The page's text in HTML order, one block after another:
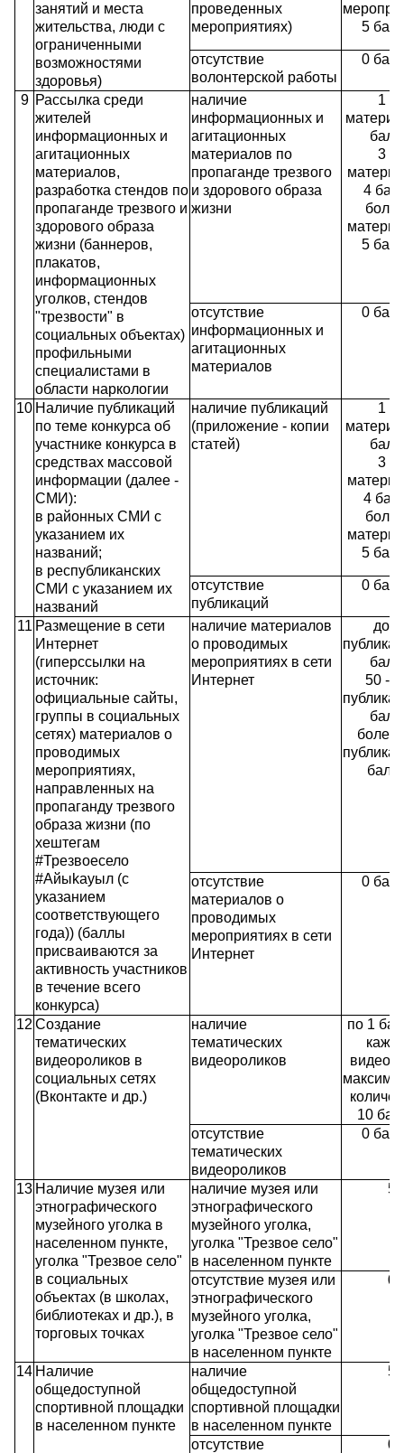
занятий и места
жительства, люди с
ограниченными
возможностями
здоровья)
проведенных
мероприятиях)
5
отсутствие
волонтерской работы
0
9 Рассылка среди
жителей
информационных и
агитационных
материалов,
разработка стендов по
пропаганде трезвого и
здорового образа
жизни (баннеров,
плакатов,
информационных
уголков, стендов
"трезвости" в
социальных объектах)
профильными
специалистами в
области наркологии
наличие
информационных и
агитационных
материалов по
пропаганде трезвого
и здорового образа
жизни
1 -
3 -
4
5
отсутствие
информационных и
агитационных
материалов
0
10 Наличие публикаций
по теме конкурса об
участнике конкурса в
средствах массовой
информации (далее -
СМИ):
в районных СМИ с
указанием их
названий;
в республиканских
СМИ с указанием их
названий
наличие публикаций
(приложение - копии
статей)
1 -
3 -
4
5
отсутствие
публикаций
0
11 Размещение в сети
Интернет
(гиперссылки на
источник:
официальные сайты,
группы в социальных
сетях) материалов о
проводимых
мероприятиях,
направленных на
пропаганду трезвого
образа жизни (по
хештегам
#Трезвоесело
#Айыkауыл (с
указанием
соответствующего
года)) (баллы
присваиваются за
активность участников
в течение всего
конкурса)
наличие материалов
о проводимых
мероприятиях в сети
Интернет
до
50 -
более
отсутствие
материалов о
проводимых
мероприятиях в сети
Интернет
0
12 Создание
тематических
видеороликов в
социальных сетях
(Вконтакте и др.)
наличие
тематических
видеороликов
по 1
10
отсутствие
тематических
видеороликов
0
13 Наличие музея или
этнографического
музейного уголка в
населенном пункте,
уголка "Трезвое село"
в социальных
объектах (в школах,
библиотеках и др.), в
торговых точках
наличие музея или
этнографического
музейного уголка,
уголка "Трезвое село"
в населенном пункте
5
отсутствие музея или
этнографического
музейного уголка,
уголка "Трезвое село"
в населенном пункте
0
14 Наличие
общедоступной
спортивной площадки
в населенном пункте
наличие
общедоступной
спортивной площадки
в населенном пункте
5
отсутствие
0